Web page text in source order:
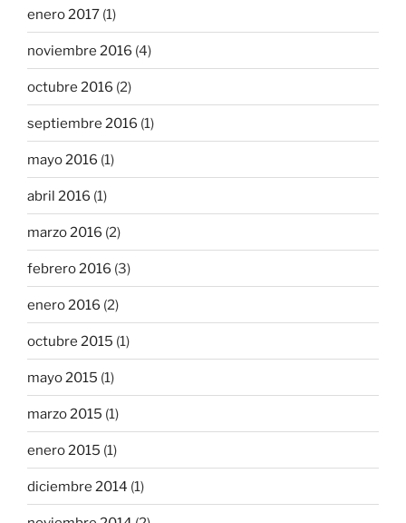
enero 2017 (1)
noviembre 2016 (4)
octubre 2016 (2)
septiembre 2016 (1)
mayo 2016 (1)
abril 2016 (1)
marzo 2016 (2)
febrero 2016 (3)
enero 2016 (2)
octubre 2015 (1)
mayo 2015 (1)
marzo 2015 (1)
enero 2015 (1)
diciembre 2014 (1)